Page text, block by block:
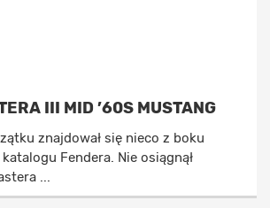
III MID ’60S MUSTANG
znajdował się nieco z boku
Fendera. Nie osiągnął
...